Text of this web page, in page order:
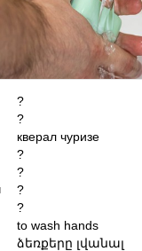
?
?
кверал чуризе
?
?
?
?
to wash hands
ձեռքերը լվանալ